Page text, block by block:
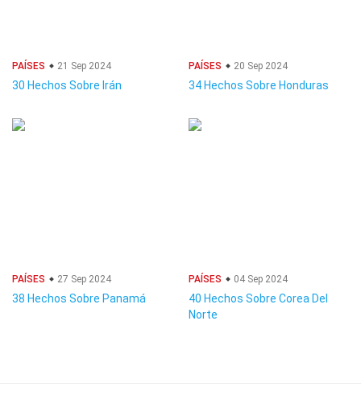
PAÍSES 21 Sep 2024
30 Hechos Sobre Irán
PAÍSES 20 Sep 2024
34 Hechos Sobre Honduras
PAÍSES 27 Sep 2024
38 Hechos Sobre Panamá
PAÍSES 04 Sep 2024
40 Hechos Sobre Corea Del
Norte